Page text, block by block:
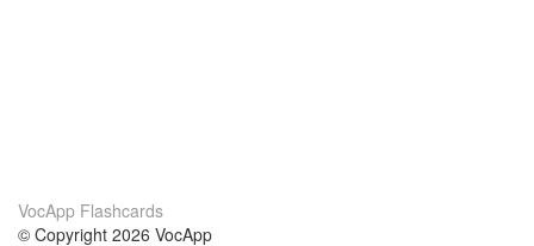
VocApp Flashcards
© Copyright 2026 VocApp